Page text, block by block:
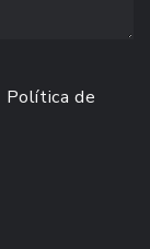
Política de